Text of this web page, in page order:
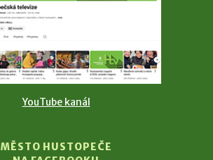
YouTube kanál
MĚSTO HUSTOPEČE